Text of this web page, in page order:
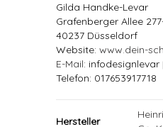
Gilda Handke-Levar
Grafenberger Allee
40237 Düsseldorf
Website: www.dein-
E-Mail:
Telefon: 017653917718
Hersteller